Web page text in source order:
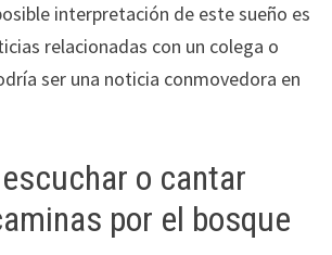
interpretación de este sueño es
relacionadas con un colega o
ser una noticia conmovedora en
o cantar
por el bosque